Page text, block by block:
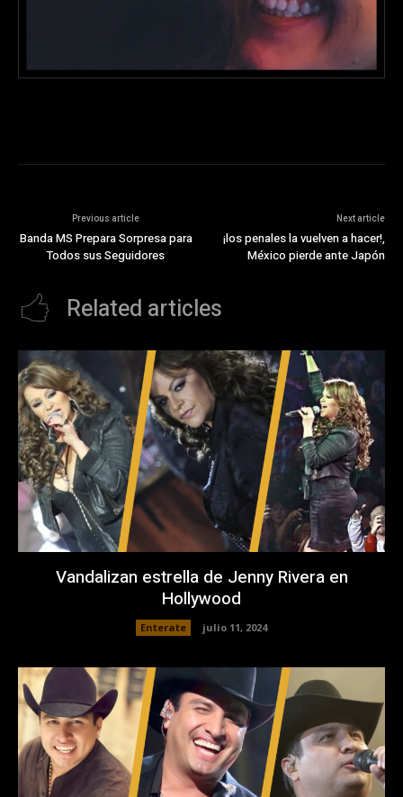
Previous article
Banda MS Prepara Sorpresa para
Todos sus Seguidores
Next article
¡los penales la vuelven a hacer!,
México pierde ante Japón
Related articles
Vandalizan estrella de Jenny Rivera en
Hollywood
Enterate julio 11, 2024